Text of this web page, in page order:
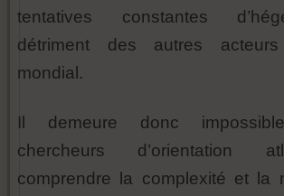
tentatives constantes
détriment des autres
mondial.
Il demeure donc
chercheurs d’orientation
comprendre la complexité et la